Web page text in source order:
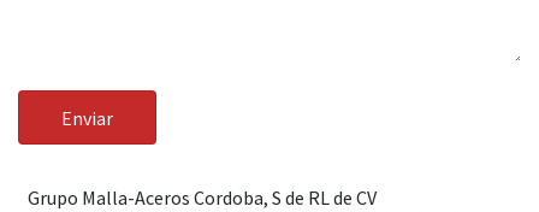
Enviar
Grupo Malla-Aceros Cordoba, S de RL de CV